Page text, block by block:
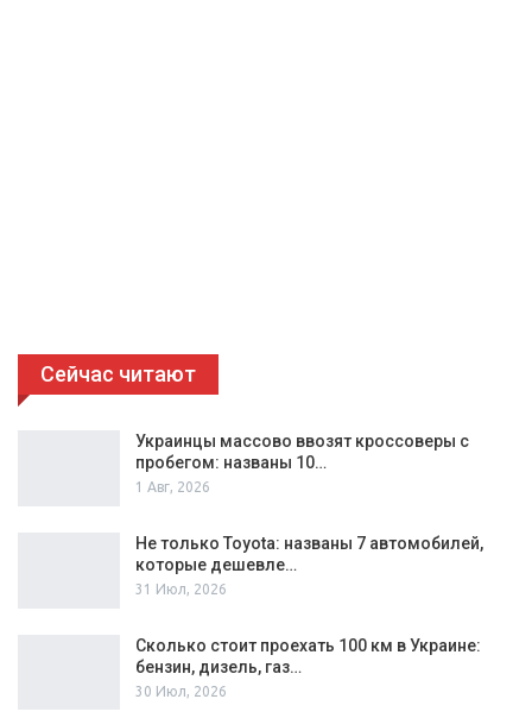
Сейчас читают
Украинцы массово ввозят кроссоверы с
пробегом: названы 10…
1 Авг, 2026
Не только Toyota: названы 7 автомобилей,
которые дешевле…
31 Июл, 2026
Сколько стоит проехать 100 км в Украине:
бензин, дизель, газ…
30 Июл, 2026